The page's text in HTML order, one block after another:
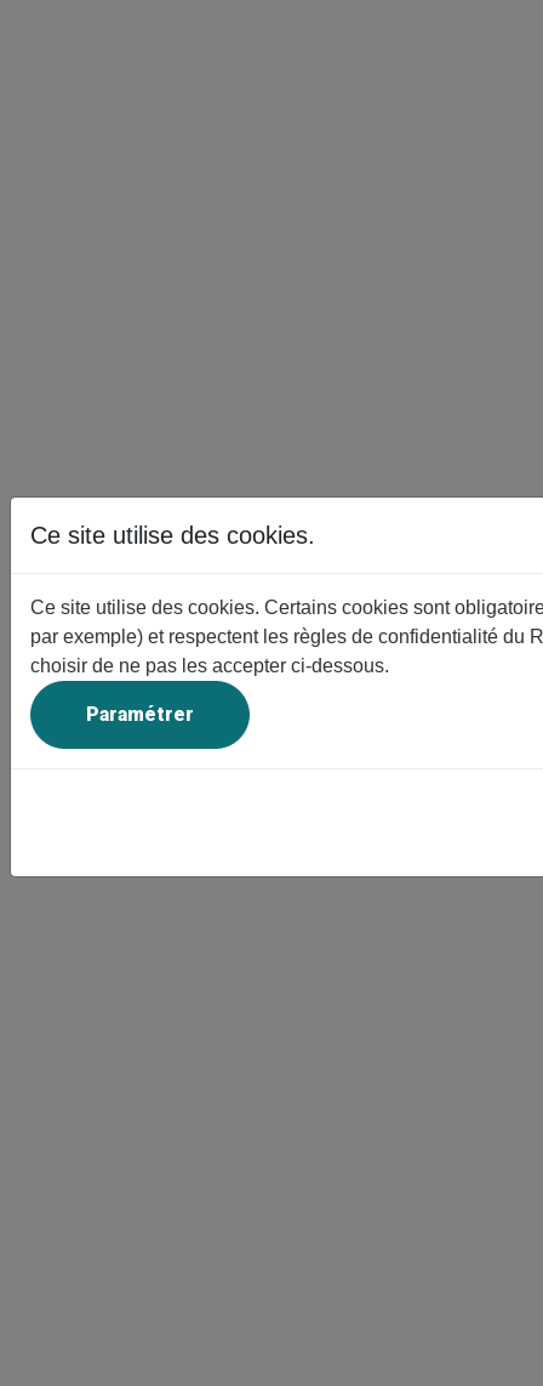
Ce site utilise des cookies.
Ce site utilise des cookies. Certains cookies sont
par exemple) et respectent les règles de confidentialité du
choisir de ne pas les accepter ci-dessous.
Paramétrer